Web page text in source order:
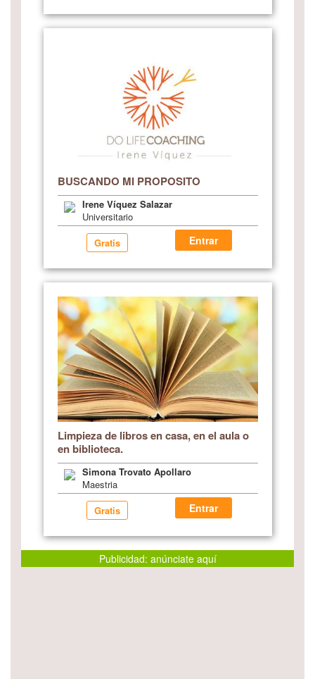
BUSCANDO MI PROPOSITO
Irene Víquez Salazar
Universitario
Gratis
Entrar
Limpieza de libros en casa, en el aula o
en biblioteca.
Simona Trovato Apollaro
Maestria
Gratis
Entrar
Publicidad: anúnciate aquí